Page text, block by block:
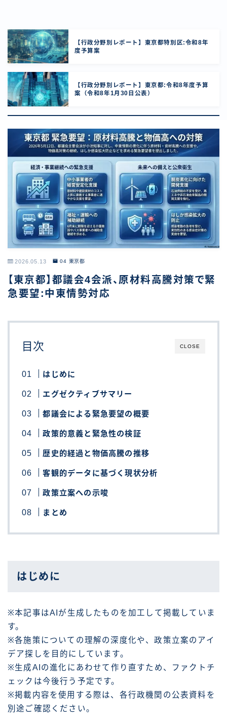
【行政分野別レポート】東京都特別区:令和8年
度予算案
【行政分野別レポート】東京都:令和8年度予算
案（令和8年1月30日公表）
2026.05.13 04 東京都
【東京都】都議会4会派、原材料高騰対策で緊
急要望:中東情勢対応
CLOSE
目次
はじめに
エグゼクティブサマリー
都議会による緊急要望の概要
政策的意義と緊急性の検証
歴史的経過と物価高騰の推移
客観的データに基づく現状分析
政策立案への示唆
まとめ
はじめに
※本記事はAIが生成したものを加工して掲載していま
す。
※各施策についての理解の深度化や、政策立案のアイ
デア探しを目的にしています。
※生成AIの進化にあわせて作り直すため、ファクトチ
ェックは今後行う予定です。
※掲載内容を使用する際は、各行政機関の公表資料を
別途ご確認ください。